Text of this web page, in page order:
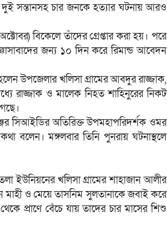
দুই সন্তানসহ চার জনকে হত্যার ঘটনায় আরও
বিকেলে তাঁদের গ্রেপ্তার করা হয়। পরে
জন্য ১০ দিন করে রিমান্ড আবেদন
উপজেলার খলিসা গ্রামের আবদুর রাজ্জাক,
রাজ্জাক ও মালেক নিহত শাহিনুরের নিকট
সিআইডির অতিরিক্ত উপমহাপরিদর্শক ওমর
বলেন। মঙ্গলবার তিনি পুনরায় ঘটনাস্থলে
ইউনিয়নের খলিসা গ্রামের শাহাজান আলীর
মাহী ও মেয়ে তাসনিম সুলতানাকে জবাই করে
প্রাণে বেঁচে যায় তাদের চার মাসের শিশু